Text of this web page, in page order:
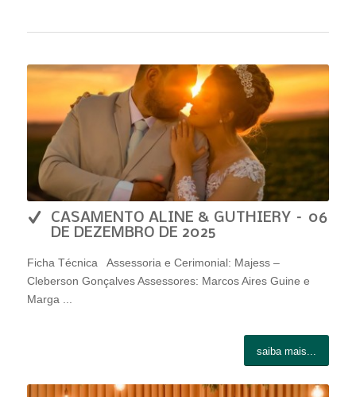
CASAMENTO ALINE & GUTHIERY – 06
DE DEZEMBRO DE 2025
Ficha Técnica Assessoria e Cerimonial: Majess –
Cleberson Gonçalves Assessores: Marcos Aires Guine e
Marga ...
saiba mais...